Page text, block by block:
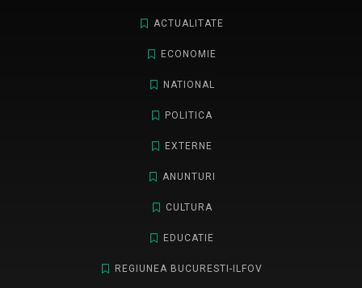
ACTUALITATE
ECONOMIE
NATIONAL
POLITICA
EXTERNE
ANUNTURI
CULTURA
EDUCATIE
REGIUNEA BUCURESTI-ILFOV